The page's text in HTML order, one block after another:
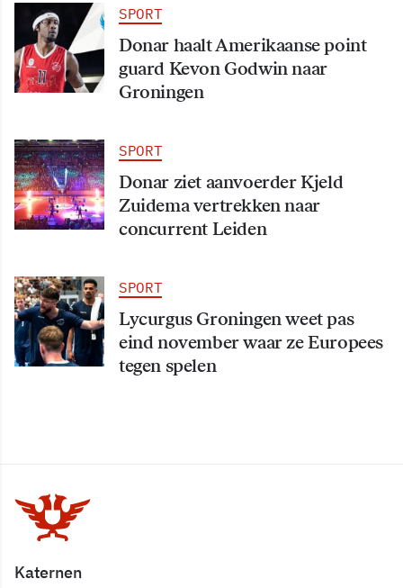
SPORT
Donar haalt Amerikaanse point
guard Kevon Godwin naar
Groningen
SPORT
Donar ziet aanvoerder Kjeld
Zuidema vertrekken naar
concurrent Leiden
SPORT
Lycurgus Groningen weet pas
eind november waar ze Europees
tegen spelen
Katernen